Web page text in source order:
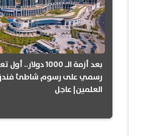
بعد أزمة الـ 1000 دولار..
رسمي على رسوم شاطئ
العلمين| عاجل